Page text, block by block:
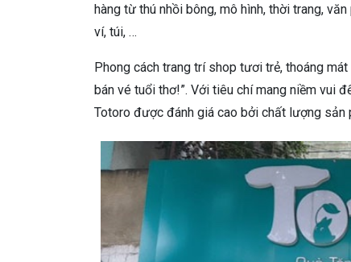
hàng từ thú nhồi bông, mô hình, thời trang,
ví, túi, …
Phong cách trang trí shop tươi trẻ, thoáng
bán vé tuổi thơ!”. Với tiêu chí mang niềm vui
Totoro được đánh giá cao bởi chất lượng sản